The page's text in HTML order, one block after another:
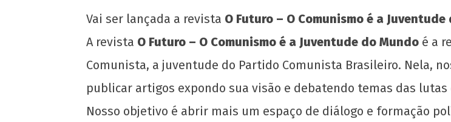
NOW VIEWING
Lançamento da revista O Futuro! Sobre a planificação do
Vai ser lançada a revista O Futuro – O Comunismo é a
A revista O Futuro – O Comunismo é a Juventude do Mundoé a
Comunista, a juventude do Partido Comunista Brasileiro. Nela,
publicar artigos expondo sua visão e debatendo temas das
Nosso objetivo é abrir mais um espaço de diálogo e formação